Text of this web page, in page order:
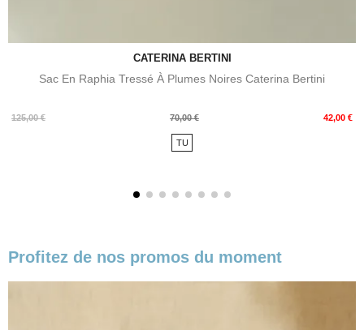
CATERINA BERTINI
Sac En Raphia Tressé À Plumes Noires Caterina Bertini
125,00 €
Prix
70,00 € 42,00 €
Prix
TU
Profitez de nos promos du moment